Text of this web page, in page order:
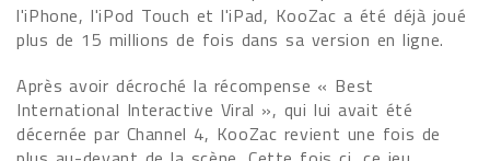
l'iPhone, l'iPod Touch et l'iPad, KooZac a été déjà joué
plus de 15 millions de fois dans sa version en ligne.
Après avoir décroché la récompense « Best
International Interactive Viral », qui lui avait été
décernée par Channel 4, KooZac revient une fois de